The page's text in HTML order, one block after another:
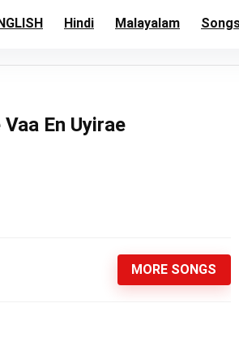
Hindi Malayalam
En Uyirae
MORE SONGS